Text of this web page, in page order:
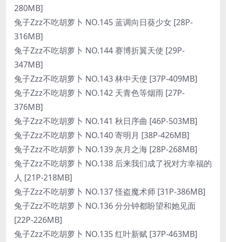
280MB]
兔子Zzz不吃胡萝卜 NO.145 蓝调向日葵少女 [28P-
316MB]
兔子Zzz不吃胡萝卜 NO.144 赛博折翼天使 [29P-
347MB]
兔子Zzz不吃胡萝卜 NO.143 林中天使 [37P-409MB]
兔子Zzz不吃胡萝卜 NO.142 天青色等烟雨 [27P-
376MB]
兔子Zzz不吃胡萝卜 NO.141 秋日序曲 [46P-503MB]
兔子Zzz不吃胡萝卜 NO.140 寄明月 [38P-426MB]
兔子Zzz不吃胡萝卜 NO.139 灰月之海 [28P-268MB]
兔子Zzz不吃胡萝卜 NO.138 后来我们成了祝对方幸福的
人 [21P-218MB]
兔子Zzz不吃胡萝卜 NO.137 怪盗魔术师 [31P-386MB]
兔子Zzz不吃胡萝卜 NO.136 分分钟都盼望和她见面
[22P-226MB]
兔子Zzz不吃胡萝卜 NO.135 红叶新赋 [37P-463MB]